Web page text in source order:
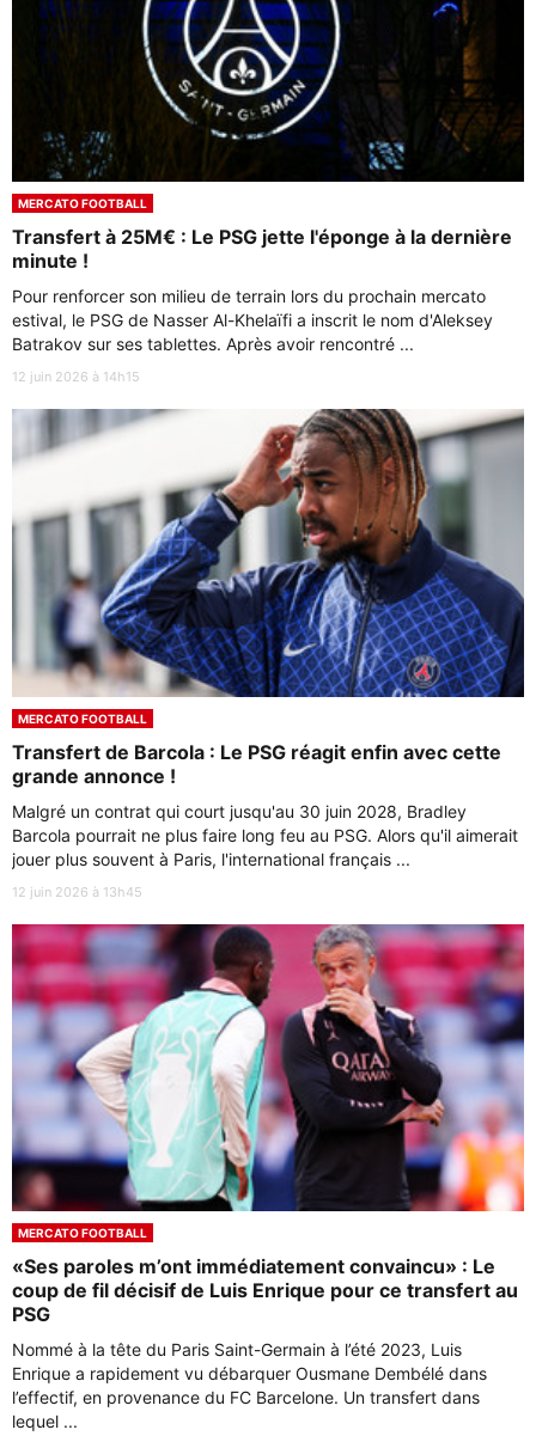
MERCATO FOOTBALL
Transfert à 25M€ : Le PSG jette l'éponge à la dernière
minute !
Pour renforcer son milieu de terrain lors du prochain mercato
estival, le PSG de Nasser Al-Khelaïfi a inscrit le nom d'Aleksey
Batrakov sur ses tablettes. Après avoir rencontré ...
12 juin 2026 à 14h15
MERCATO FOOTBALL
Transfert de Barcola : Le PSG réagit enfin avec cette
grande annonce !
Malgré un contrat qui court jusqu'au 30 juin 2028, Bradley
Barcola pourrait ne plus faire long feu au PSG. Alors qu'il aimerait
jouer plus souvent à Paris, l'international français ...
12 juin 2026 à 13h45
MERCATO FOOTBALL
«Ses paroles m’ont immédiatement convaincu» : Le
coup de fil décisif de Luis Enrique pour ce transfert au
PSG
Nommé à la tête du Paris Saint-Germain à l’été 2023, Luis
Enrique a rapidement vu débarquer Ousmane Dembélé dans
l’effectif, en provenance du FC Barcelone. Un transfert dans
lequel ...